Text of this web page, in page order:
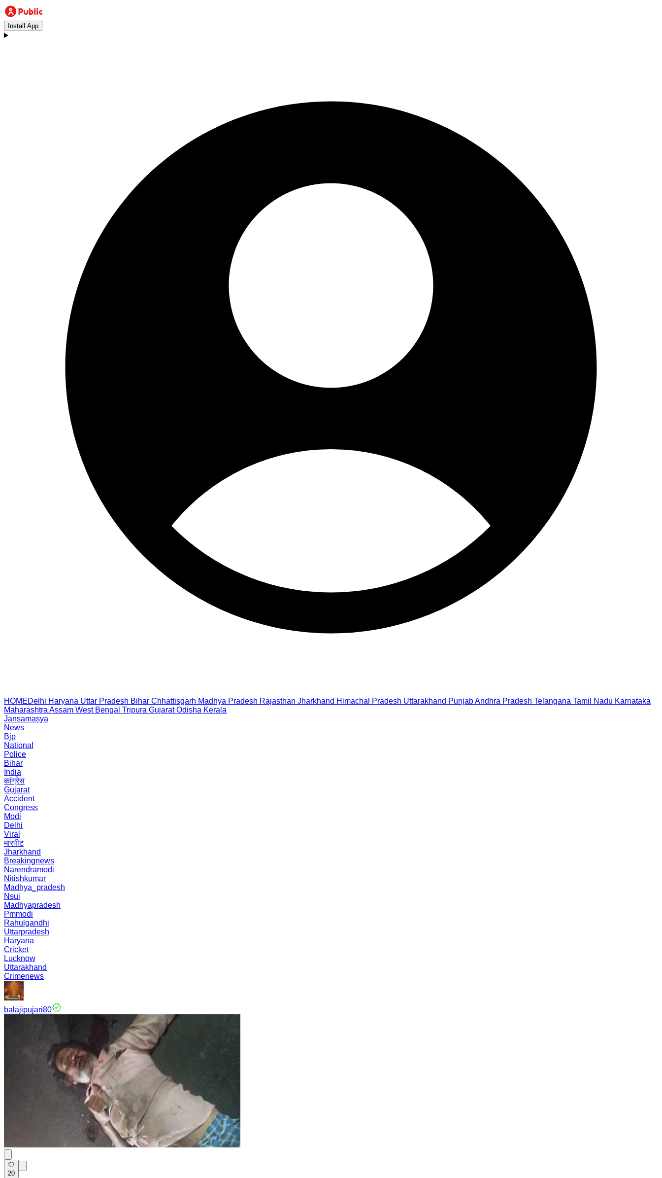
Install App
HOMEDelhi Haryana Uttar Pradesh Bihar Chhattisgarh Madhya Pradesh Rajasthan Jharkhand Himachal Pradesh Uttarakhand PunjabAndhra Pradesh Telangana Tamil Nadu Karnataka
Maharashtra Assam West Bengal Tripura Gujarat Odisha Kerala
Jansamasya
News
Bjp
National
Police
Bihar
India
कांग्रेस
Gujarat
Accident
Congress
Modi
Delhi
Viral
मारपीट
Jharkhand
Breakingnews
Narendramodi
Nitishkumar
Madhya_pradesh
Nsui
Madhyapradesh
Pmmodi
Rahulgandhi
Uttarpradesh
Haryana
Cricket
Lucknow
Uttarakhand
Crimenews
balajipujari80
20